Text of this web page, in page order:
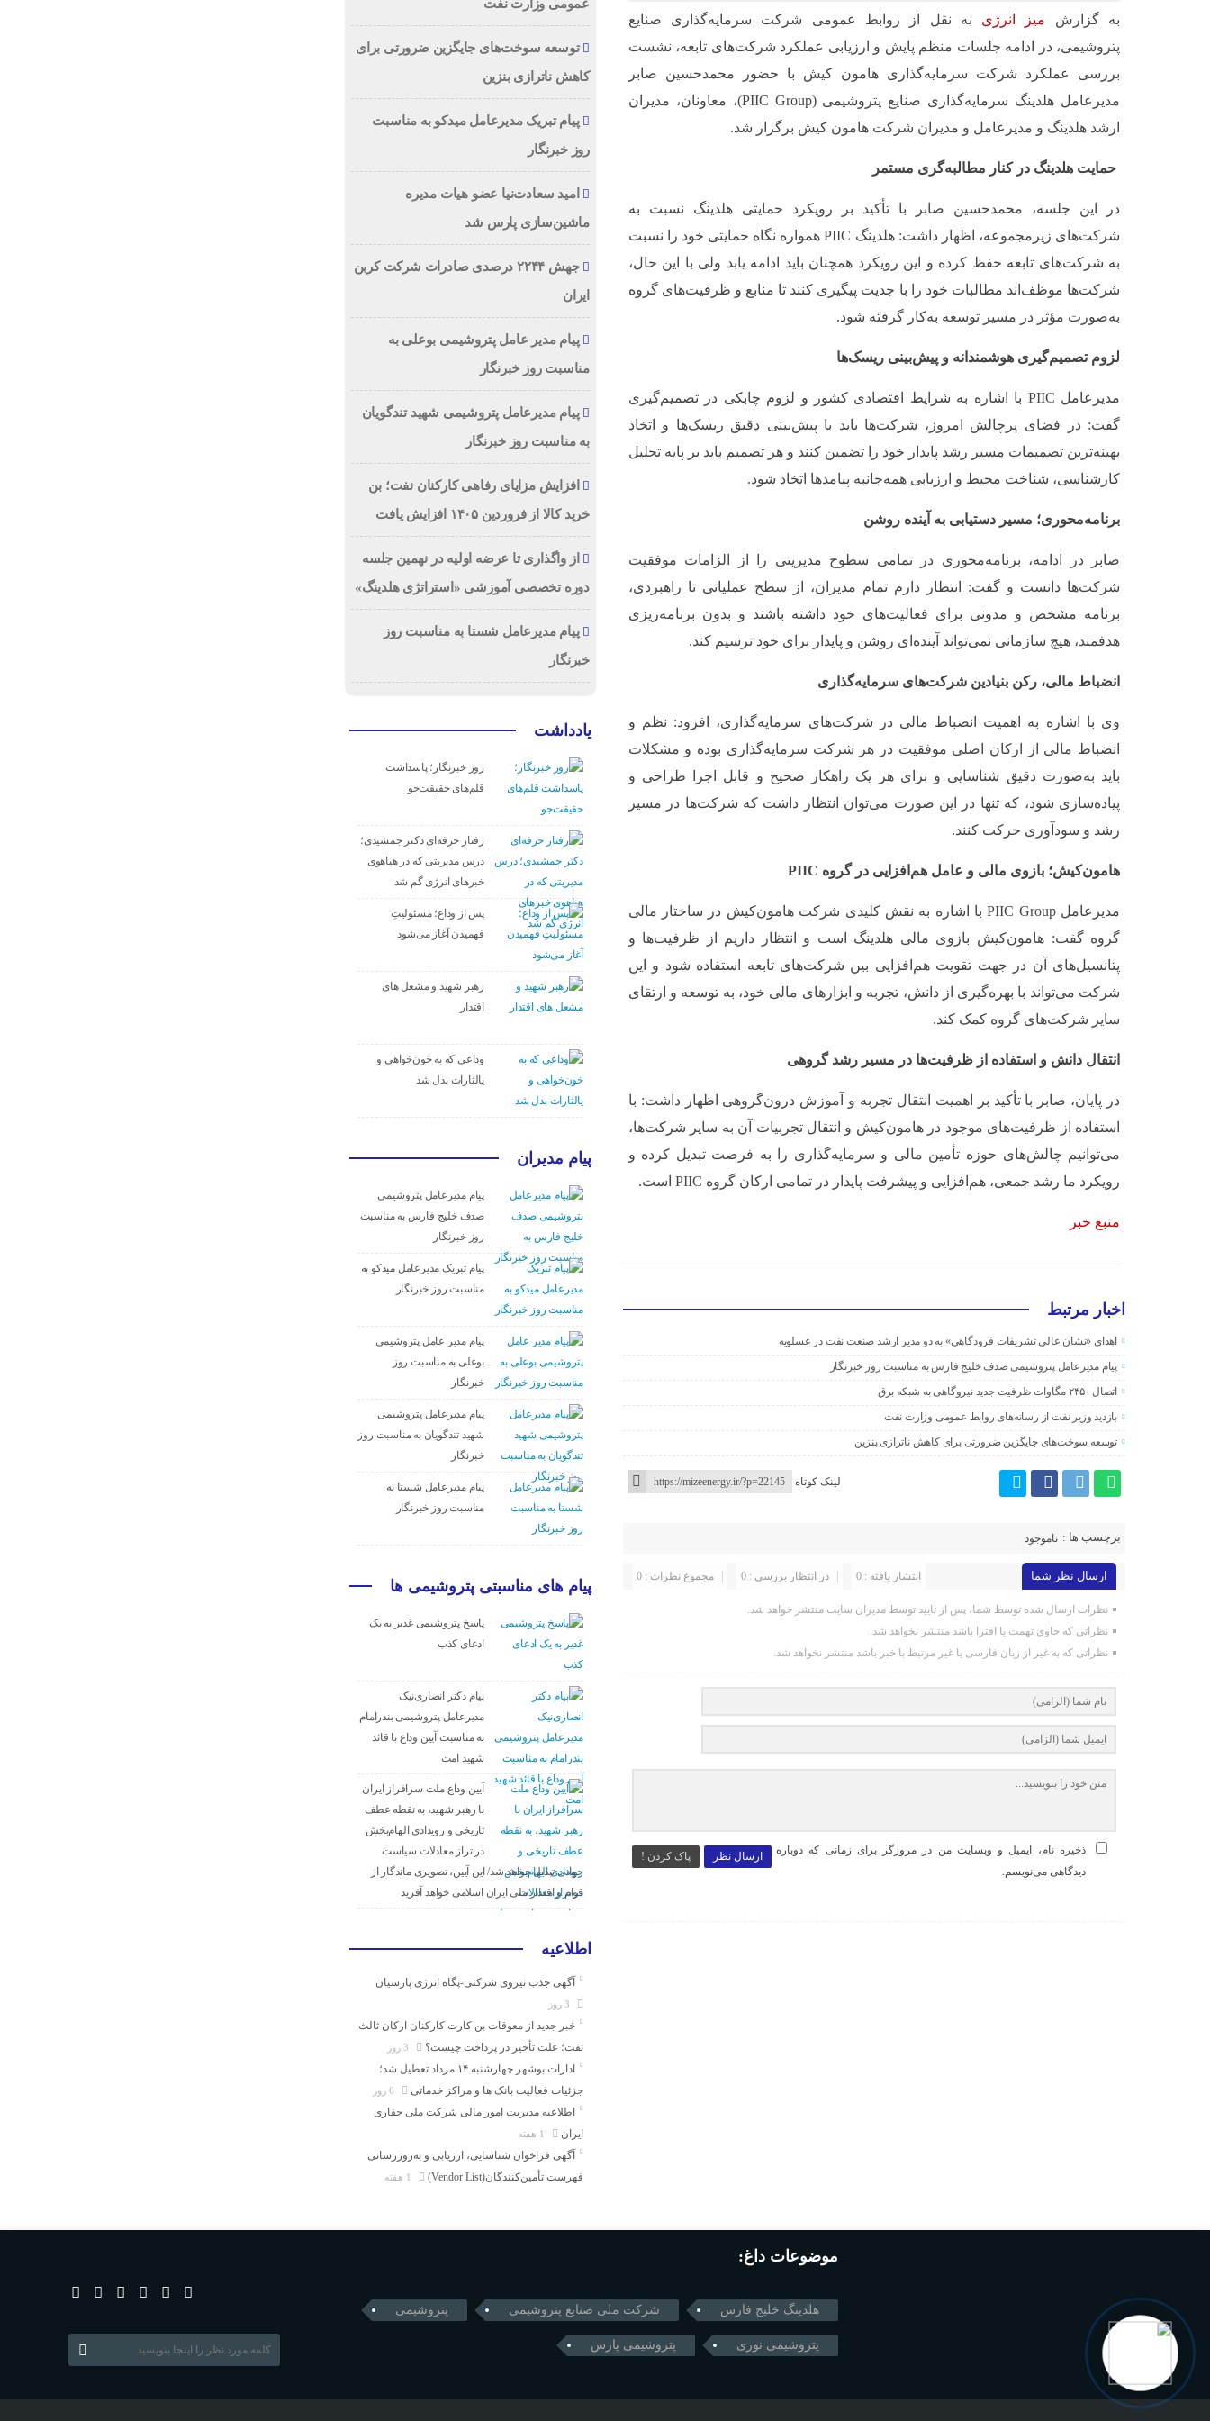
به گزارش میز انرژی به نقل از روابط عمومی شرکت سرمایه‌گذاری صنایع
پتروشیمی، در ادامه جلسات منظم پایش و ارزیابی عملکرد شرکت‌های تابعه، نشست
بررسی عملکرد شرکت سرمایه‌گذاری هامون کیش با حضور محمدحسین صابر
مدیرعامل هلدینگ سرمایه‌گذاری صنایع پتروشیمی (PIIC Group)، معاونان، مدیران
ارشد هلدینگ و مدیرعامل و مدیران شرکت هامون کیش برگزار شد.
حمایت هلدینگ در کنار مطالبه‌گری مستمر
در این جلسه، محمدحسین صابر با تأکید بر رویکرد حمایتی هلدینگ نسبت به
شرکت‌های زیرمجموعه، اظهار داشت: هلدینگ PIIC همواره نگاه حمایتی خود را نسبت
به شرکت‌های تابعه حفظ کرده و این رویکرد همچنان باید ادامه یابد ولی با این حال،
شرکت‌ها موظف‌اند مطالبات خود را با جدیت پیگیری کنند تا منابع و ظرفیت‌های گروه
به‌صورت مؤثر در مسیر توسعه به‌کار گرفته شود.
لزوم تصمیم‌گیری هوشمندانه و پیش‌بینی ریسک‌ها
مدیرعامل PIIC با اشاره به شرایط اقتصادی کشور و لزوم چابکی در تصمیم‌گیری
گفت: در فضای پرچالش امروز، شرکت‌ها باید با پیش‌بینی دقیق ریسک‌ها و اتخاذ
بهینه‌ترین تصمیمات مسیر رشد پایدار خود را تضمین کنند و هر تصمیم باید بر پایه تحلیل
کارشناسی، شناخت محیط و ارزیابی همه‌جانبه پیامدها اتخاذ شود.
برنامه‌محوری؛ مسیر دستیابی به آینده روشن
صابر در ادامه، برنامه‌محوری در تمامی سطوح مدیریتی را از الزامات موفقیت
شرکت‌ها دانست و گفت: انتظار دارم تمام مدیران، از سطح عملیاتی تا راهبردی،
برنامه مشخص و مدونی برای فعالیت‌های خود داشته باشند و بدون برنامه‌ریزی
هدفمند، هیچ سازمانی نمی‌تواند آینده‌ای روشن و پایدار برای خود ترسیم کند.
انضباط مالی، رکن بنیادین شرکت‌های سرمایه‌گذاری
وی با اشاره به اهمیت انضباط مالی در شرکت‌های سرمایه‌گذاری، افزود: نظم و
انضباط مالی از ارکان اصلی موفقیت در هر شرکت سرمایه‌گذاری بوده و مشکلات
باید به‌صورت دقیق شناسایی و برای هر یک راهکار صحیح و قابل اجرا طراحی و
پیاده‌سازی شود، که تنها در این صورت می‌توان انتظار داشت که شرکت‌ها در مسیر
رشد و سودآوری حرکت کنند.
هامون‌کیش؛ بازوی مالی و عامل هم‌افزایی در گروه PIIC
مدیرعامل PIIC Group با اشاره به نقش کلیدی شرکت هامون‌کیش در ساختار مالی
گروه گفت: هامون‌کیش بازوی مالی هلدینگ است و انتظار داریم از ظرفیت‌ها و
پتانسیل‌های آن در جهت تقویت هم‌افزایی بین شرکت‌های تابعه استفاده شود و این
شرکت می‌تواند با بهره‌گیری از دانش، تجربه و ابزارهای مالی خود، به توسعه و ارتقای
سایر شرکت‌های گروه کمک کند.
انتقال دانش و استفاده از ظرفیت‌ها در مسیر رشد گروهی
در پایان، صابر با تأکید بر اهمیت انتقال تجربه و آموزش درون‌گروهی اظهار داشت: با
استفاده از ظرفیت‌های موجود در هامون‌کیش و انتقال تجربیات آن به سایر شرکت‌ها،
می‌توانیم چالش‌های حوزه تأمین مالی و سرمایه‌گذاری را به فرصت تبدیل کرده و
رویکرد ما رشد جمعی، هم‌افزایی و پیشرفت پایدار در تمامی ارکان گروه PIIC است.
منبع خبر
اخبار مرتبط
اهدای «نشان عالی تشریفات فرودگاهی» به دو مدیر ارشد صنعت نفت در عسلویه
پیام مدیرعامل پتروشیمی صدف خلیج فارس به مناسبت روز خبرنگار
اتصال ۲۴۵۰ مگاوات ظرفیت جدید نیروگاهی به شبکه برق
بازدید وزیر نفت از رسانه‌های روابط عمومی وزارت نفت
توسعه سوخت‌های جایگزین ضرورتی برای کاهش ناترازی بنزین
لینک کوتاه
برچسب ها : ناموجود
ارسال نظر شما مجموع نظرات : 0 در انتظار بررسی : 0 انتشار یافته : 0
نظرات ارسال شده توسط شما، پس از تایید توسط مدیران سایت منتشر خواهد شد.
نظراتی که حاوی تهمت یا افترا باشد منتشر نخواهد شد.
نظراتی که به غیر از زبان فارسی یا غیر مرتبط با خبر باشد منتشر نخواهد شد.
ارسال نظر پاک کردن !
ذخیره نام، ایمیل و وبسایت من در مرورگر برای زمانی که دوباره
دیدگاهی می‌نویسم.
عمومی وزارت نفت
توسعه سوخت‌های جایگزین ضرورتی برای
کاهش ناترازی بنزین
پیام تبریک مدیرعامل میدکو به مناسبت
روز خبرنگار
امید سعادت‌نیا عضو هیات مدیره
ماشین‌سازی پارس شد
جهش ۲۲۴۴ درصدی صادرات شرکت کربن
ایران
پیام مدیر عامل پتروشیمی بوعلی به
مناسبت روز خبرنگار
پیام مدیرعامل پتروشیمی شهید تندگویان
به مناسبت روز خبرنگار
افزایش مزایای رفاهی کارکنان نفت؛ بن
خرید کالا از فروردین ۱۴۰۵ افزایش یافت
از واگذاری تا عرضه اولیه در نهمین جلسه
دوره تخصصی آموزشی «استراتژی هلدینگ»
پیام مدیرعامل شستا به مناسبت روز
خبرنگار
یادداشت
روز خبرنگار؛ پاسداشت
قلم‌های حقیقت‌جو
رفتار حرفه‌ای دکتر جمشیدی؛
درس مدیریتی که در هیاهوی
خبرهای انرژی گم شد
پس از وداع؛ مسئولیتِ
فهمیدن آغاز می‌شود
رهبر شهید و مشعل های
اقتدار
وداعی که به خون‌خواهی و
یالثارات بدل شد
پیام مدیران
پیام مدیرعامل پتروشیمی
صدف خلیج فارس به مناسبت
روز خبرنگار
پیام تبریک مدیرعامل میدکو به
مناسبت روز خبرنگار
پیام مدیر عامل پتروشیمی
بوعلی به مناسبت روز
خبرنگار
پیام مدیرعامل پتروشیمی
شهید تندگویان به مناسبت روز
خبرنگار
پیام مدیرعامل شستا به
مناسبت روز خبرنگار
پیام های مناسبتی پتروشیمی ها
پاسخ پتروشیمی غدیر به یک
ادعای کذب
پیام دکتر انصاری‌نیک
مدیرعامل پتروشیمی بندرامام
به مناسبت آیین وداع با قائد
شهید امت
آیین وداع ملت سرافراز ایران
با رهبر شهید، به نقطه عطف
تاریخی و رویدادی الهام‌بخش
در تراز معادلات سیاست
جهانی تبدیل خواهد شد/ این آیین، تصویری ماندگار از
قوام و اقتدار ملی ایران اسلامی خواهد آفرید
اطلاعیه
آگهی جذب نیروی شرکتی-پگاه انرژی پارسیان
خبر جدید از معوقات بن کارت کارکنان ارکان ثالث
نفت؛ علت تأخیر در پرداخت چیست؟
ادارات بوشهر چهارشنبه ۱۴ مرداد تعطیل شد؛
جزئیات فعالیت بانک ها و مراکز خدماتی
اطلاعیه مدیریت امور مالی شرکت ملی حفاری
ایران
آگهی فراخوان شناسایی، ارزیابی و به‌روزرسانی
فهرست تأمین‌کنندگان(Vendor List)
موضوعات داغ:
هلدینگ خلیج فارس شرکت ملی صنایع پتروشیمی پتروشیمی
پتروشیمی نوری پتروشیمی پارس